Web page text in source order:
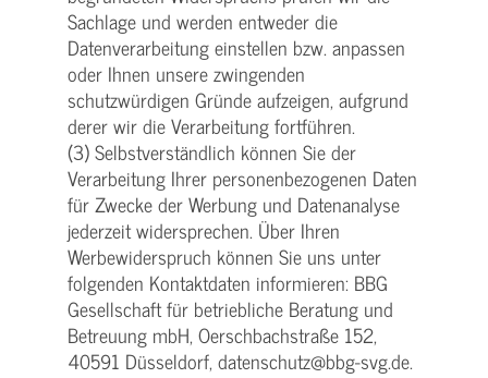
Sachlage und werden entweder die
Datenverarbeitung einstellen bzw. anpassen
oder Ihnen unsere zwingenden
schutzwürdigen Gründe aufzeigen, aufgrund
derer wir die Verarbeitung fortführen.
(3) Selbstverständlich können Sie der
Verarbeitung Ihrer personenbezogenen Daten
für Zwecke der Werbung und Datenanalyse
jederzeit widersprechen. Über Ihren
Werbewiderspruch können Sie uns unter
folgenden Kontaktdaten informieren: BBG
Gesellschaft für betriebliche Beratung und
Betreuung mbH, Oerschbachstraße 152,
40591 Düsseldorf, datenschutz@bbg-svg.de.